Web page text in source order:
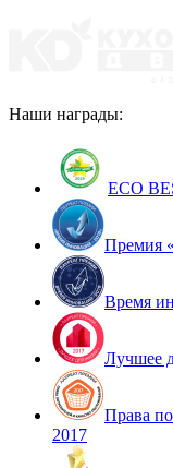
Наши награды:
ECO
Премия
Время
Лучшее
Права
2017